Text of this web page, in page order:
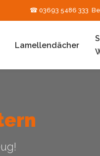
☎ 03693 5486 333
Lamellendächer